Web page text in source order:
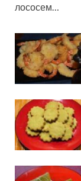
лососем…